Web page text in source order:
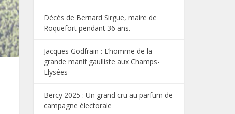
Décès de Bernard Sirgue, maire de
Roquefort pendant 36 ans.
Jacques Godfrain : L’homme de la
grande manif gaulliste aux Champs-
Elysées
Bercy 2025 : Un grand cru au parfum de
campagne électorale